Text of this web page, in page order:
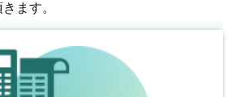
ます。